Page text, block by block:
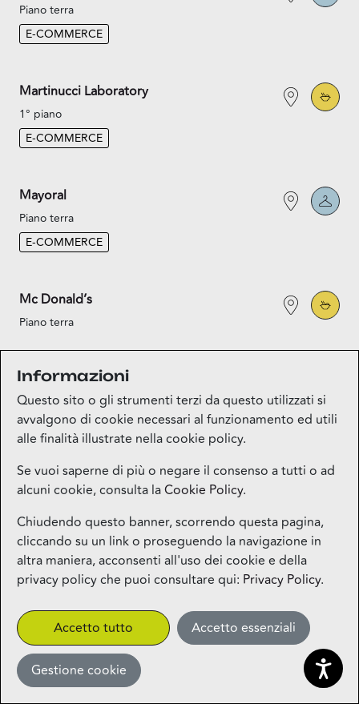
Piano terra
E-COMMERCE
Martinucci Laboratory
1° piano
E-COMMERCE
Mayoral
Piano terra
E-COMMERCE
Mc Donald’s
Piano terra
Medi-market
Piano terra
Mila Beauty Lounge
Piano terra
Milos – Greek Food – Coming
Soon
1° piano
CLICK&COLLECT
Miniso
Informazioni
Questo sito o gli strumenti terzi da questo utilizzati si
avvalgono di cookie necessari al funzionamento ed utili
alle finalità illustrate nella cookie policy.
Se vuoi saperne di più o negare il consenso a tutti o ad
alcuni cookie, consulta laCookie Policy.
Chiudendo questo banner, scorrendo questa pagina,
cliccando su un link o proseguendo la navigazione in
altra maniera, acconsenti all'uso dei cookie e della
privacy policy che puoi consultare qui: Privacy Policy.
Accetto tutto Accetto essenziali
Gestione cookie